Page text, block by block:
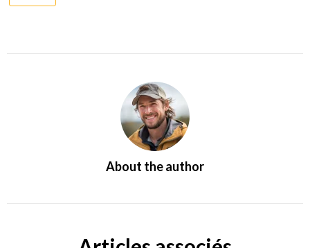
About the author